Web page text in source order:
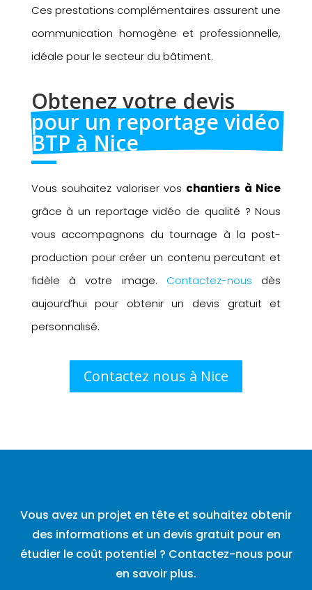
Ces prestations complémentaires assurent une
communication homogène et professionnelle,
idéale pour le secteur du bâtiment.
Obtenez votre devis
pour un reportage vidéo
BTP à Nice
Vous souhaitez valoriser vos chantiers à Nice
grâce à un reportage vidéo de qualité ? Nous
vous accompagnons du tournage à la post-
production pour créer un contenu percutant et
fidèle à votre image. Contactez-nous dès
aujourd’hui pour obtenir un devis gratuit et
personnalisé.
Contactez nous à Nice
Vous avez un projet en tête et souhaitez obtenir
des informations et un devis gratuit pour en
étudier le coût potentiel ? Contactez-nous pour
en savoir plus.